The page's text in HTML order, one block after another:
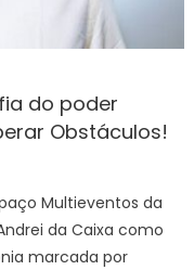
do poder
Obstáculos!
Multieventos da
da Caixa como
marcada por